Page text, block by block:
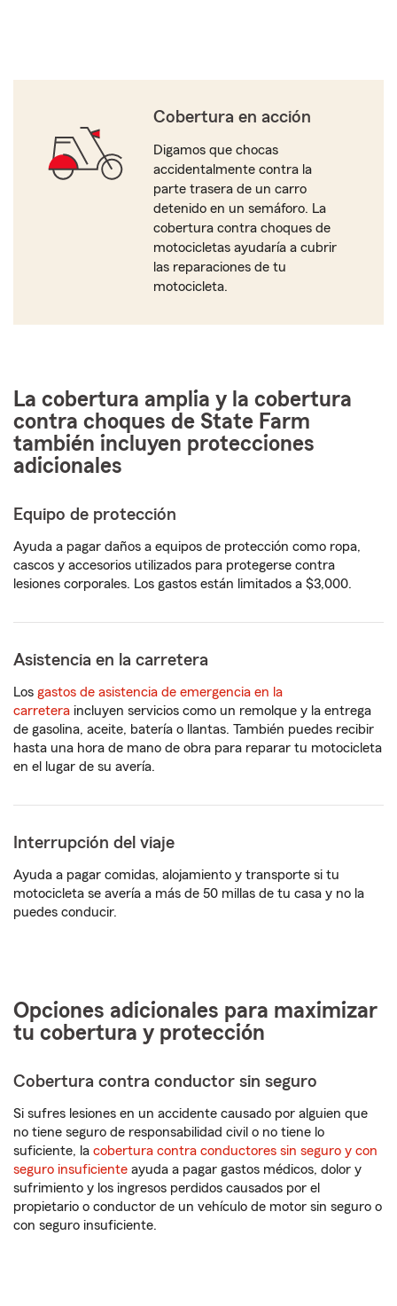
Cobertura en acción
Digamos que chocas
accidentalmente contra la
parte trasera de un carro
detenido en un semáforo. La
cobertura contra choques de
motocicletas ayudaría a cubrir
las reparaciones de tu
motocicleta.
La cobertura amplia y la cobertura
contra choques de State Farm
también incluyen protecciones
adicionales
Equipo de protección
Ayuda a pagar daños a equipos de protección como ropa,
cascos y accesorios utilizados para protegerse contra
lesiones corporales. Los gastos están limitados a $3,000.
Asistencia en la carretera
Los gastos de asistencia de emergencia en la
carretera incluyen servicios como un remolque y la entrega
de gasolina, aceite, batería o llantas. También puedes recibir
hasta una hora de mano de obra para reparar tu motocicleta
en el lugar de su avería.
Interrupción del viaje
Ayuda a pagar comidas, alojamiento y transporte si tu
motocicleta se avería a más de 50 millas de tu casa y no la
puedes conducir.
Opciones adicionales para maximizar
tu cobertura y protección
Cobertura contra conductor sin seguro
Si sufres lesiones en un accidente causado por alguien que
no tiene seguro de responsabilidad civil o no tiene lo
suficiente, la cobertura contra conductores sin seguro y con
seguro insuficiente ayuda a pagar gastos médicos, dolor y
sufrimiento y los ingresos perdidos causados por el
propietario o conductor de un vehículo de motor sin seguro o
con seguro insuficiente.